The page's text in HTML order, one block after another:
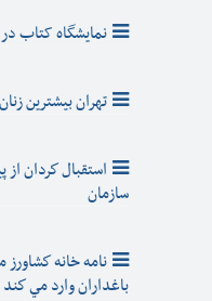
نمايشگاه کتاب
تهران‌ بيشترين‌
استقبال كردان
سازمان
نامه خانه
باغداران وارد مي كند